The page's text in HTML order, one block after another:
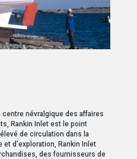
névralgique des affaires
Rankin Inlet est le point
de circulation dans la
d’exploration, Rankin Inlet
des fournisseurs de